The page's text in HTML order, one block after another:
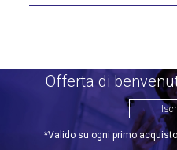
Offerta di
*Valido su ogni primo